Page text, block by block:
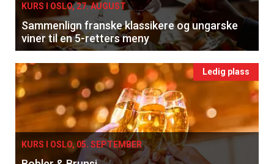
KURS I OSLO, 27. AUGUST
Sammenlign franske klassikere og ungarske
viner til en 5-retters meny
Ledig plass
KURS I OSLO, 05. SEPTEMBER